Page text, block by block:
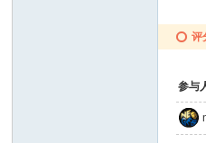
评
参与